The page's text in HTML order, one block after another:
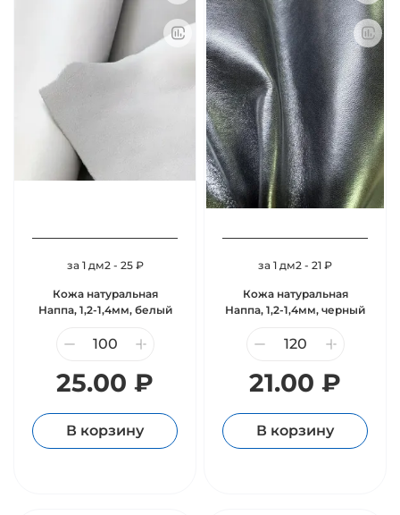
за 1 дм2 - 25 ₽
Кожа натуральная
Наппа, 1,2-1,4мм, белый
25.00 ₽
В корзину
за 1 дм2 - 21 ₽
Кожа натуральная
Наппа, 1,2-1,4мм, черный
21.00 ₽
В корзину